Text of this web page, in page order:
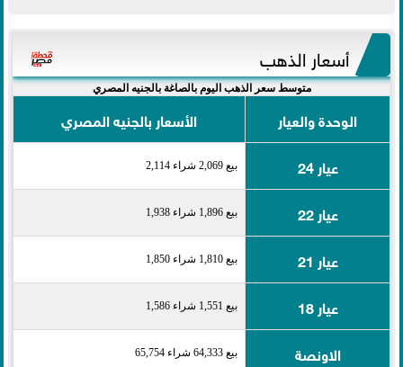
أسعار الذهب
متوسط سعر الذهب اليوم بالصاغة بالجنيه المصري
الوحدة والعيار
الأسعار بالجنيه المصري
عيار 24
بيع 2,069 شراء 2,114
عيار 22 بيع 1,896 شراء 1,938
عيار 21 بيع 1,810 شراء 1,850
عيار 18 بيع 1,551 شراء 1,586
الاونصة بيع 64,333 شراء 65,754